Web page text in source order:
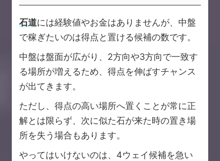
石道には経験値やお金はありませんが、中盤
で稼ぎたいのは得点と置ける候補の数です。
中盤は盤面が広がり、2方向や3方向で一致す
る場所が増えるため、得点を伸ばすチャンス
が出てきます。
ただし、得点の高い場所へ置くことが常に正
解とは限らず、次に似た石が来た時の置き場
所を失う場合もあります。
やってはいけないのは、4ウェイ候補を急い